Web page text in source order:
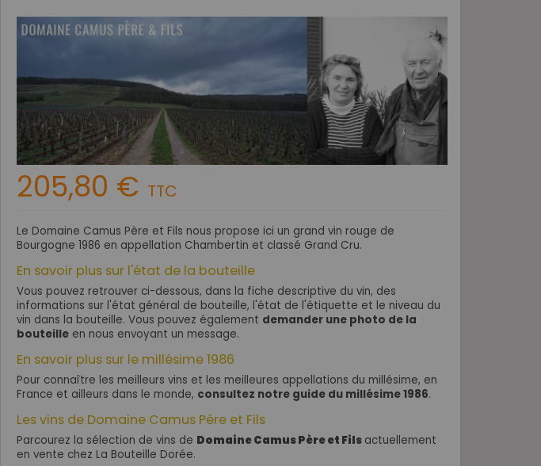
205,80 € TTC
Le Domaine Camus Père et Fils nous propose ici un grand vin rouge de
Bourgogne 1986 en appellation Chambertin et classé Grand Cru.
En savoir plus sur l'état de la bouteille
Vous pouvez retrouver ci-dessous, dans la fiche descriptive du vin, des
informations sur l'état général de bouteille, l'état de l'étiquette et le niveau du
vin dans la bouteille. Vous pouvez également demander une photo de la
bouteille en nous envoyant un message.
En savoir plus sur le millésime 1986
Pour connaître les meilleurs vins et les meilleures appellations du millésime, en
France et ailleurs dans le monde, consultez notre guide du millésime 1986.
Les vins de Domaine Camus Père et Fils
Parcourez la sélection de vins de Domaine Camus Père et Fils actuellement
en vente chez La Bouteille Dorée.